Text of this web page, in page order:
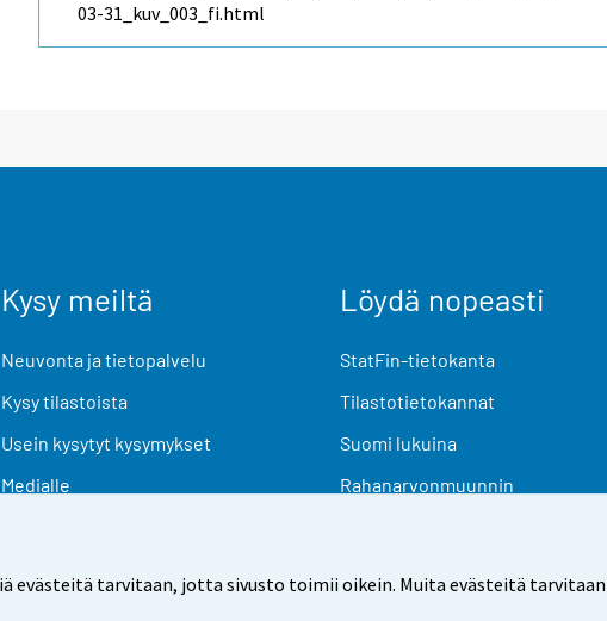
tarvitaan, jotta sivusto toimii oikein. Muita evästeitä
03-31_kuv_003_fi.html
Kysy meiltä
Neuvonta ja tietopalvelu
Kysy tilastoista
Usein kysytyt kysymykset
Medialle
Löydä nopeasti
StatFin-tietokanta
Tilastotietokannat
Suomi lukuina
Rahanarvonmuunnin